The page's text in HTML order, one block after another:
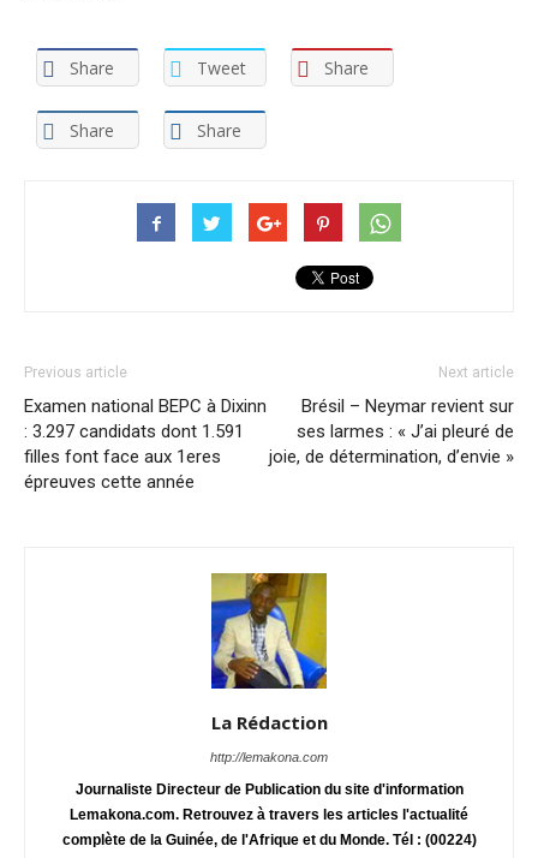
Share Tweet Share
Share Share
Previous article
Examen national BEPC à Dixinn
: 3.297 candidats dont 1.591
filles font face aux 1eres
épreuves cette année
Next article
Brésil – Neymar revient sur
ses larmes : « J’ai pleuré de
joie, de détermination, d’envie »
La Rédaction
http://lemakona.com
Journaliste Directeur de Publication du site d'information
Lemakona.com. Retrouvez à travers les articles l'actualité
complète de la Guinée, de l'Afrique et du Monde. Tél : (00224)